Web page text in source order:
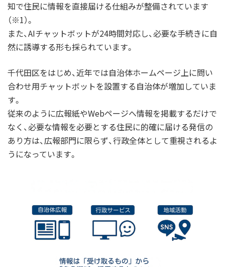
知で住民に情報を直接届ける仕組みが整備されています
（※1）。
また、AIチャットボットが24時間対応し、必要な手続きに自
然に誘導する形も採られています。
千代田区をはじめ、近年では自治体ホームページ上に問い
合わせ用チャットボットを設置する自治体が増加していま
す。
従来のように広報紙やWebページへ情報を掲載するだけで
なく、必要な情報を必要とする住民に的確に届ける発信の
あり方は、広報部門に限らず、行政全体として重視されるよ
うになっています。